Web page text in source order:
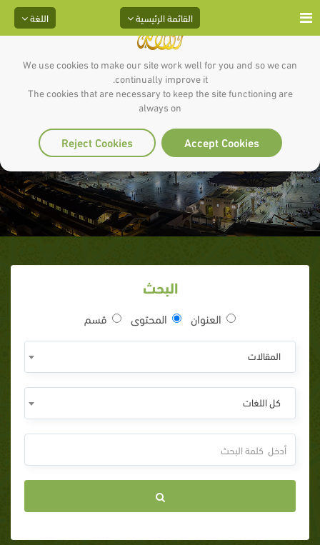
We use cookies to make our site work well for you and so we can
continually improve it.
The cookies that are necessary to keep the site functioning are
always on
Accept Cookies
Reject Cookies
اللغة القائمة الرئيسية
عباد بن بشر
البحث
العنوان المحتوى قسم
المقالات
كل اللغات